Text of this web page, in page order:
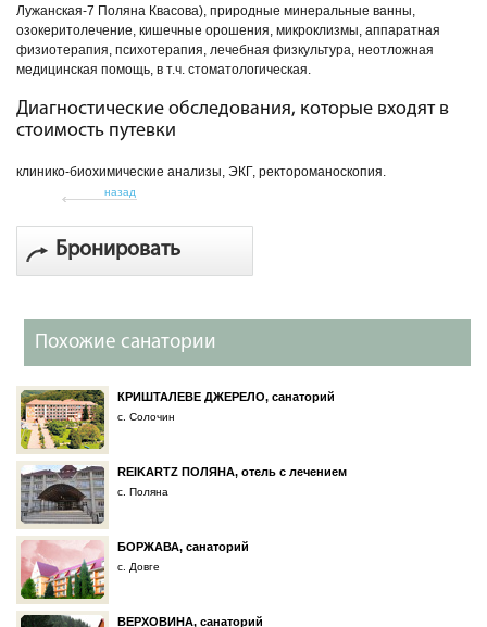
Лужанская-7 Поляна Квасова), природные минеральные ванны,
озокеритолечение, кишечные орошения, микроклизмы, аппаратная
физиотерапия, психотерапия, лечебная физкультура, неотложная
медицинская помощь, в т.ч. стоматологическая.
Диагностические обследования, которые входят в
стоимость путевки
клинико-биохимические анализы, ЭКГ, ректороманоскопия.
назад
Бронировать
Похожие санатории
КРИШТАЛЕВЕ ДЖЕРЕЛО, санаторий
с. Солочин
REIKARTZ ПОЛЯНА, отель с лечением
с. Поляна
БОРЖАВА, санаторий
с. Довге
ВЕРХОВИНА, санаторий